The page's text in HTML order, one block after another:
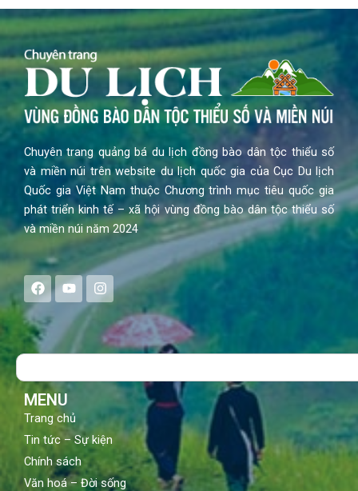
Chuyên trang quảng bá du lịch đồng bào dân tộc thiểu số
và miền núi trên website du lịch quốc gia của Cục Du lịch
Quốc gia Việt Nam thuộc Chương trình mục tiêu quốc gia
phát triển kinh tế – xã hội vùng đồng bào dân tộc thiểu số
và miền núi năm 2024
F
a
c
e
b
o
Y
o
u
t
u
b
I
n
s
a
g
Search
MENU
Trang chủ
Tin tức – Sự kiện
Chính sách
Văn hoá – Đời sống